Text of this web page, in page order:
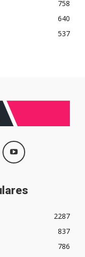
758
640
537
2287
837
786